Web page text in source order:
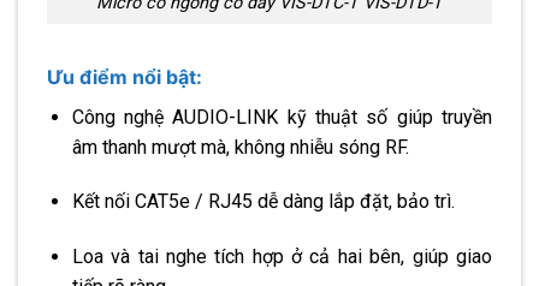
Ưu điểm nổi bật:
Công nghệ AUDIO-LINK kỹ thuật số giúp truyền
âm thanh mượt mà, không nhiễu sóng RF.
Kết nối CAT5e / RJ45 dễ dàng lắp đặt, bảo trì.
Loa và tai nghe tích hợp ở cả hai bên, giúp giao